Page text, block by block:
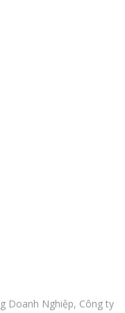
Doanh Nghiệp, Công ty